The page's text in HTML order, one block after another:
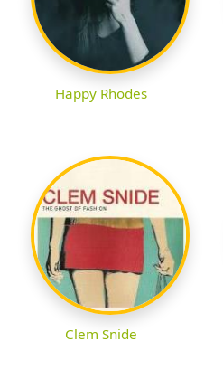
Happy Rhodes
Clem Snide